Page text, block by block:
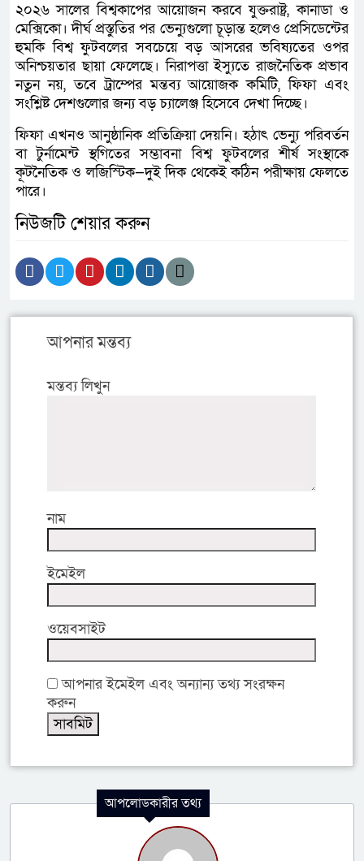
২০২৬ সালের বিশ্বকাপের আয়োজন করবে যুক্তরাষ্ট্র, কানাডা ও
মেক্সিকো। দীর্ঘ প্রস্তুতির পর ভেন্যুগুলো চূড়ান্ত হলেও প্রেসিডেন্টের
হুমকি বিশ্ব ফুটবলের সবচেয়ে বড় আসরের ভবিষ্যতের ওপর
অনিশ্চয়তার ছায়া ফেলেছে। নিরাপত্তা ইস্যুতে রাজনৈতিক প্রভাব
নতুন নয়, তবে ট্রাম্পের মন্তব্য আয়োজক কমিটি, ফিফা এবং
সংশ্লিষ্ট দেশগুলোর জন্য বড় চ্যালেঞ্জ হিসেবে দেখা দিচ্ছে।
ফিফা এখনও আনুষ্ঠানিক প্রতিক্রিয়া দেয়নি। হঠাৎ ভেন্যু পরিবর্তন
বা টুর্নামেন্ট স্থগিতের সম্ভাবনা বিশ্ব ফুটবলের শীর্ষ সংস্থাকে
কূটনৈতিক ও লজিস্টিক—দুই দিক থেকেই কঠিন পরীক্ষায় ফেলতে
পারে।
নিউজটি শেয়ার করুন
আপনার মন্তব্য
মন্তব্য লিখুন
নাম
ইমেইল
ওয়েবসাইট
আপনার ইমেইল এবং অন্যান্য তথ্য সংরক্ষন
করুন
আপলোডকারীর তথ্য